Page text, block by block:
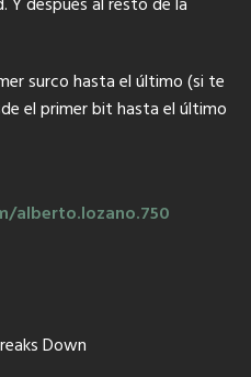
surco hasta el último (si te
el primer bit hasta el último
alberto.lozano.750
Down